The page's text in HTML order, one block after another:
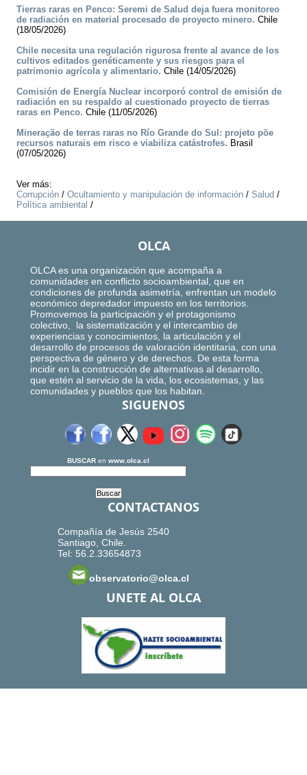
Tierras raras en Penco: Seremi de Salud deja fuera monitoreo
de radiación en material procesado de proyecto minero. Chile
(18/05/2026)
Chile necesita una regulación rigurosa frente al avance de los
cultivos editados genéticamente y sus riesgos para el
patrimonio agrícola y alimentario. Chile (14/05/2026)
Comisión de Energía Nuclear incorporó control de emisión de
radiación en su respaldo al cuestionado proyecto de tierras
raras en Penco. Chile (11/05/2026)
Mineração de terras raras no Río Grande do Sul: projeto põe
recursos naturais em risco e viabiliza catástrofes. Brasil
(07/05/2026)
Ver más:
Corrupción / Ocultamiento y manipulación de información / Salud /
Política ambiental /
OLCA
OLCA es una organización que acompaña a
comunidades en conflicto socioambiental, que en
condiciones de profunda asimetría, enfrentan un modelo
económico depredador impuesto en los territorios.
Promovemos la participación y el protagonismo
colectivo, la sistematización y el intercambio de
experiencias y conocimientos, la articulación y el
desarrollo de procesos de valoración identitaria, con una
perspectiva de género y de derechos. De esta forma
incidir en la construcción de alternativas al desarrollo,
que estén al servicio de la vida, los ecosistemas, y las
comunidades y pueblos que los habitan.
SIGUENOS
BUSCAR en www.olca.cl
CONTACTANOS
Compañía de Jesús 2540
Santiago, Chile.
Tel: 56.2.33654873
observatorio@olca.cl
UNETE AL OLCA